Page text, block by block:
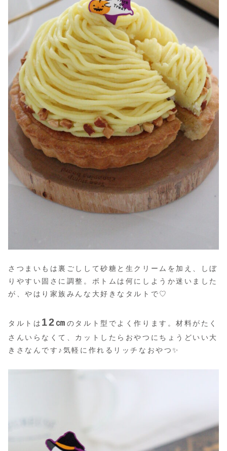
さつまいもは裏ごしして砂糖と生クリームを加え、しぼ
りやすい固さに調整。ボトムは何にしようか迷いました
が、やはり家族みんな大好きなタルトで♡
タルトは 12㎝ のタルト型でよく作ります。材料がたく
さんいらなくて、カットしたらおやつにちょうどいい大
きさなんです♪気軽に作れるリッチなおやつ✨